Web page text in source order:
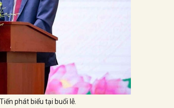
phát biểu tại buổi lễ.